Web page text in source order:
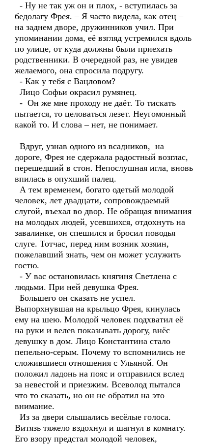
- Ну не так уж он и плох, - вступилась за
бедолагу Фрея. – Я часто видела, как отец –
на заднем дворе, дружинников учил. При
упоминании дома, её взгляд устремился вдоль
по улице, от куда должны были приехать
родственники. В очередной раз, не увидев
желаемого, она спросила подругу.
- Как у тебя с Вацловом?
Лицо Софьи окрасил румянец.
- Он же мне проходу не даёт. То тискать
пытается, то целоваться лезет. Неугомонный
какой то. И слова – нет, не понимает.
Вдруг, узнав одного из всадников, на
дороге, Фрея не сдержала радостный возглас,
перешедший в стон. Непослушная игла, вновь
впилась в опухший палец.
А тем временем, богато одетый молодой
человек, лет двадцати, сопровождаемый
слугой, въехал во двор. Не обращая внимания
на молодых людей, усевшихся, отдохнуть на
завалинке, он спешился и бросил поводья
слуге. Тотчас, перед ним возник хозяин,
пожелавший знать, чем он может услужить
гостю.
- У вас остановилась княгиня Светлена с
людьми. При ней девушка Фрея.
Большего он сказать не успел.
Выпорхнувшая на крыльцо Фрея, кинулась
ему на шею. Молодой человек подхватил её
на руки и велев показывать дорогу, внёс
девушку в дом. Лицо Константина стало
пепельно-серым. Почему то вспомнились не
сложившиеся отношения с Ульяной. Он
положил ладонь на пояс и отправился вслед
за невестой и приезжим. Всеволод пытался
что то сказать, но он не обратил на это
внимание.
Из за двери слышались весёлые голоса.
Витязь тяжело вздохнул и шагнул в комнату.
Его взору предстал молодой человек,